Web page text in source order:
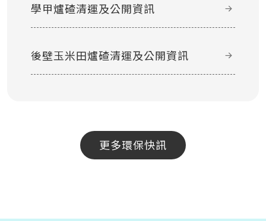
學甲爐碴清運及公開資訊
後壁玉米田爐碴清運及公開資訊
更多環保快訊